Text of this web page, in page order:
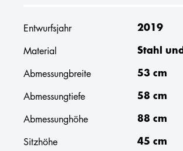
Entwurfsjahr 2019
Material Stahl
Abmessungbreite 53 cm
Abmessungtiefe 58 cm
Abmessunghöhe 88 cm
Sitzhöhe 45 cm